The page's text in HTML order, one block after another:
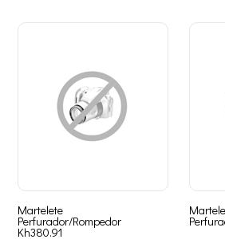
Martelete
Perfurador/Rompedor
Kh380.91